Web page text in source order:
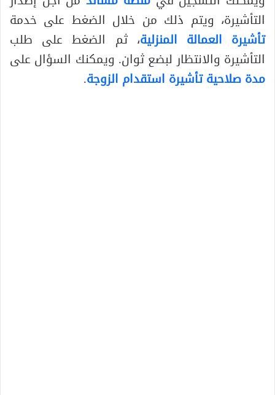
التأشيرة، ويتم ذلك من خلال الضغط على خدمة
تأشيرة العمالة المنزلية، ثم الضغط على طلب
التأشيرة والانتظار لبضع ثوان. ويمكنك السؤال على
مدة صلاحية تأشيرة استقدام الزوجة.